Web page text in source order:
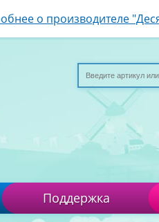
о производителе
Поддержка